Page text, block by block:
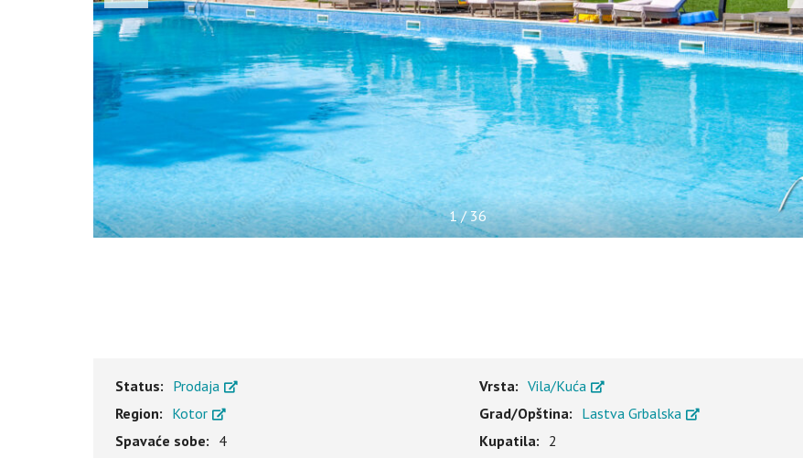
O
R
M
A
C
I
J
E
1/ 36
Status: Prodaja Vrsta: Vila/Kuća
Region: Kotor Grad/Opština: Lastva Grbalska
Spavaće sobe: 4 Kupatila: 2